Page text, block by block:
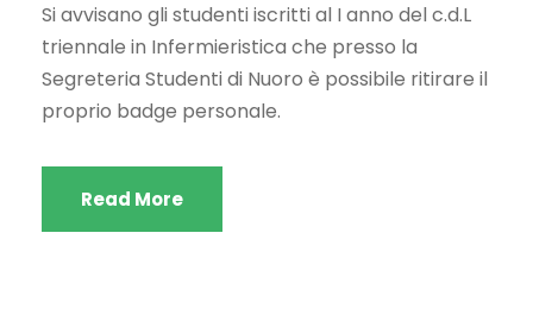
Si avvisano gli studenti iscritti al I anno del c.d.L
triennale in Infermieristica che presso la
Segreteria Studenti di Nuoro è possibile ritirare il
proprio badge personale.
Read More